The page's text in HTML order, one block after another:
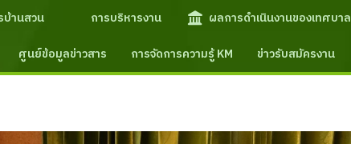
บ้านสวน การบริหารงาน ผลการดำเนินงานของเทศบาล
ศูนย์ข้อมูลข่าวสาร การจัดการความรู้ KM ข่าวรับสมัครงาน